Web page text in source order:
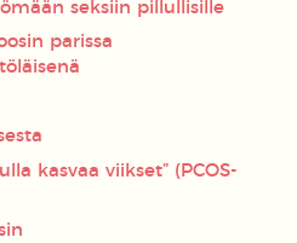
seksiin pillullisille
parissa
kasvaa viikset” (PCOS-